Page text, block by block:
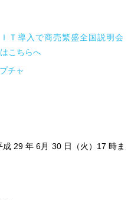
ＩＴ導入で商売繁盛全国説明会
はこちらへ
29 年 6月 30 日（火）17 時ま